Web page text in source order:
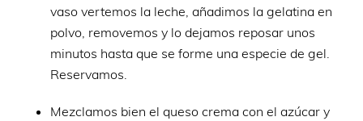
vaso vertemos la leche, añadimos la gelatina en
polvo, removemos y lo dejamos reposar unos
minutos hasta que se forme una especie de gel.
Reservamos.
Mezclamos bien el queso crema con el azúcar y